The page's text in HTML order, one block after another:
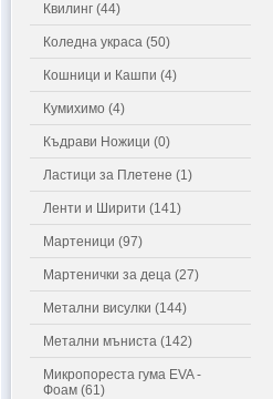
Квилинг (44)
Коледна украса (50)
Кошници и Кашпи (4)
Кумихимо (4)
Къдрави Ножици (0)
Ластици за Плетене (1)
Ленти и Ширити (141)
Мартеници (97)
Мартенички за деца (27)
Метални висулки (144)
Метални мъниста (142)
Микропореста гума EVA -
Фоам (61)